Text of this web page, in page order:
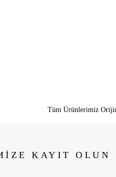
Tüm Ürünlerimiz
KAYIT OLUN